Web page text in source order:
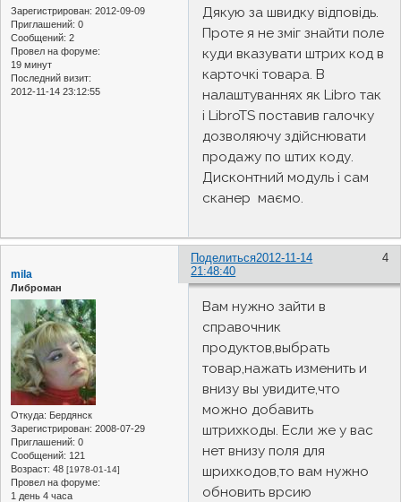
Зарегистрирован: 2012-09-09
Приглашений: 0
Сообщений: 2
Провел на форуме:
19 минут
Последний визит:
2012-11-14 23:12:55
Дякую за швидку відповідь.
Проте я не зміг знайти поле
куди вказувати штрих код в
карточкі товара. В
налаштуваннях як Libro так
і LibroTS поставив галочку
дозволяючу здійснювати
продажу по штих коду.
Дисконтний модуль і сам
сканер маємо.
Поделиться 4
2012-11-14
21:48:40
mila
Либроман
Откуда: Бердянск
Зарегистрирован: 2008-07-29
Приглашений: 0
Сообщений: 121
Возраст: 48 [1978-01-14]
Провел на форуме:
1 день 4 часа
Вам нужно зайти в
справочник
продуктов,выбрать
товар,нажать изменить и
внизу вы увидите,что
можно добавить
штрихкоды. Если же у вас
нет внизу поля для
шрихкодов,то вам нужно
обновить врсию